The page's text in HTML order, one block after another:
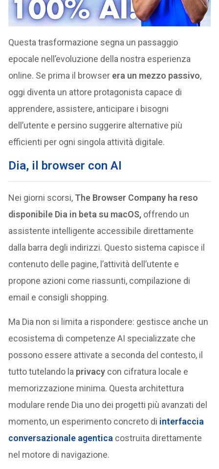
Questa trasformazione segna un passaggio
epocale nell’evoluzione della nostra esperienza
online. Se prima il browser era un mezzo passivo,
oggi diventa un attore protagonista capace di
apprendere, assistere, anticipare i bisogni
dell’utente e persino suggerire alternative più
efficienti per ogni singola attività digitale.
Dia, il browser con AI
Nei giorni scorsi, The Browser Company ha reso
disponibile Dia in beta su macOS, offrendo un
assistente intelligente accessibile direttamente
dalla barra degli indirizzi. Questo sistema capisce il
contenuto delle pagine, l’attività dell’utente e
propone azioni come riassunti, compilazione di
email e consigli shopping.
Ma Dia non si limita a rispondere: gestisce anche un
ecosistema di competenze AI specializzate che
possono essere attivate a seconda del contesto, il
tutto tutelando la privacy con cifratura locale e
memorizzazione minima. Questa architettura
modulare rende Dia uno dei progetti più avanzati del
momento, un esperimento concreto di interfaccia
conversazionale agentica costruita direttamente
nel motore di navigazione.